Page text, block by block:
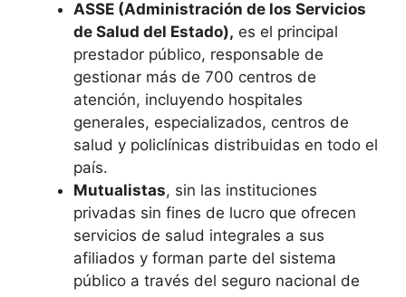
ASSE (Administración de los Servicios
de Salud del Estado), es el principal
prestador público, responsable de
gestionar más de 700 centros de
atención, incluyendo hospitales
generales, especializados, centros de
salud y policlínicas distribuidas en todo el
país.
Mutualistas, sin las instituciones
privadas sin fines de lucro que ofrecen
servicios de salud integrales a sus
afiliados y forman parte del sistema
público a través del seguro nacional de